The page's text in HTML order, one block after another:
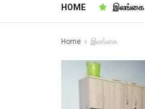
HOME இலங்கை
Home இலங்கை